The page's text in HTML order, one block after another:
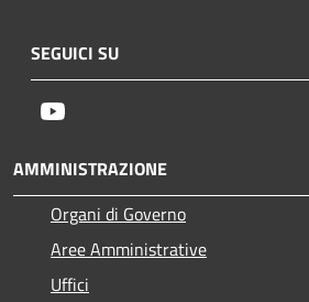
SEGUICI SU
AMMINISTRAZIONE
Organi di Governo
Aree Amministrative
Uffici